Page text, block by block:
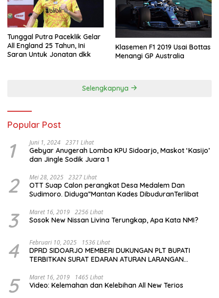
Tunggal Putra Paceklik Gelar
All England 25 Tahun, Ini
Saran Untuk Jonatan dkk
Klasemen F1 2019 Usai Bottas
Menangi GP Australia
Selengkapnya
Popular Post
1 Juni 1, 2024 2371 Lihat
Gebyar Anugerah Lomba KPU Sidoarjo, Maskot ‘Kasijo’
dan Jingle Sodik Juara 1
2 Mei 28, 2025 2327 Lihat
OTT Suap Calon perangkat Desa Medalem Dan
Sudimoro. Diduga”Mantan Kades DibuduranTerlibat
3 Maret 16, 2019 2256 Lihat
Sosok New Nissan Livina Terungkap, Apa Kata NMI?
4 Februari 10, 2025 1536 Lihat
DPRD SIDOARJO MEMBERI DUKUNGAN PLT BUPATI
TERBITKAN SURAT EDARAN ATURAN LARANGAN
KELUAR KOTA
5 Maret 16, 2019 1465 Lihat
Video: Kelemahan dan Kelebihan All New Terios